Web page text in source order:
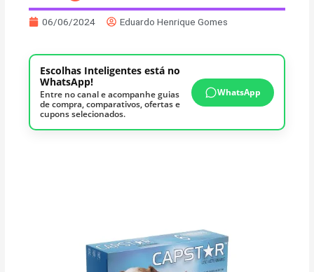
06/06/2024 Eduardo Henrique Gomes
Escolhas Inteligentes está no
WhatsApp!
Entre no canal e acompanhe guias
de compra, comparativos, ofertas e
cupons selecionados.
WhatsApp